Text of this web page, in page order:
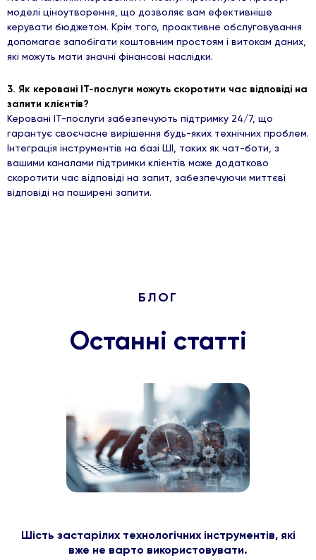
моделі ціноутворення, що дозволяє вам ефективніше
керувати бюджетом. Крім того, проактивне обслуговування
допомагає запобігати коштовним простоям і витокам даних,
які можуть мати значні фінансові наслідки.
3. Як керовані ІТ-послуги можуть скоротити час відповіді на
запити клієнтів?
Керовані ІТ-послуги забезпечують підтримку 24/7, що
гарантує своєчасне вирішення будь-яких технічних проблем.
Інтеграція інструментів на базі ШІ, таких як чат-боти, з
вашими каналами підтримки клієнтів може додатково
скоротити час відповіді на запит, забезпечуючи миттєві
відповіді на поширені запити.
БЛОГ
Останні статті
Шість застарілих технологічних інструментів, які
вже не варто використовувати.